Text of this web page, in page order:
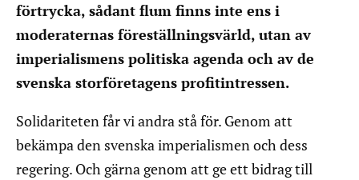
förtrycka, sådant flum finns inte ens i
moderaternas föreställningsvärld, utan av
imperialismens politiska agenda och av de
svenska storföretagens profitintressen.
Solidariteten får vi andra stå för. Genom att
bekämpa den svenska imperialismen och dess
regering. Och gärna genom att ge ett bidrag till